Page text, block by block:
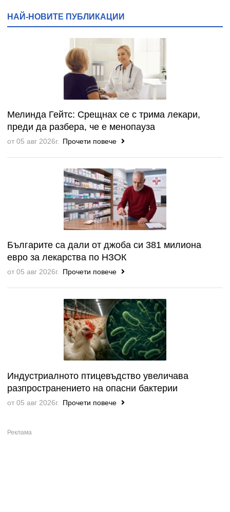
НАЙ-НОВИТЕ ПУБЛИКАЦИИ
Мелинда Гейтс: Срещнах се с трима лекари,
преди да разбера, че е менопауза
от 05 авг 2026г. Прочети повече
Българите са дали от джоба си 381 милиона
евро за лекарства по НЗОК
от 05 авг 2026г. Прочети повече
Индустриалното птицевъдство увеличава
разпространението на опасни бактерии
от 05 авг 2026г. Прочети повече